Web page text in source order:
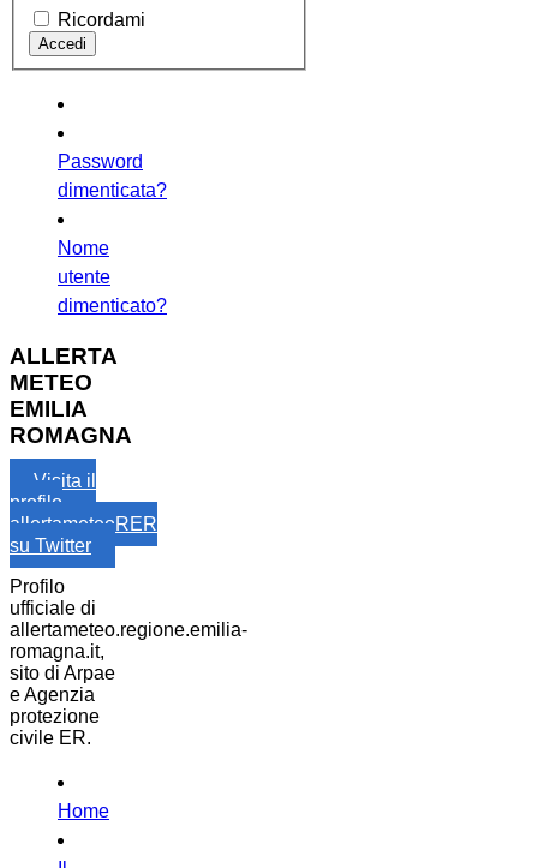
Ricordami
Password
dimenticata?
Nome
utente
dimenticato?
ALLERTA
METEO
EMILIA
ROMAGNA
Visita il
profilo
allertameteoRER
su Twitter
Profilo
ufficiale di
allertameteo.regione.emilia-
romagna.it,
sito di Arpae
e Agenzia
protezione
civile ER.
Home